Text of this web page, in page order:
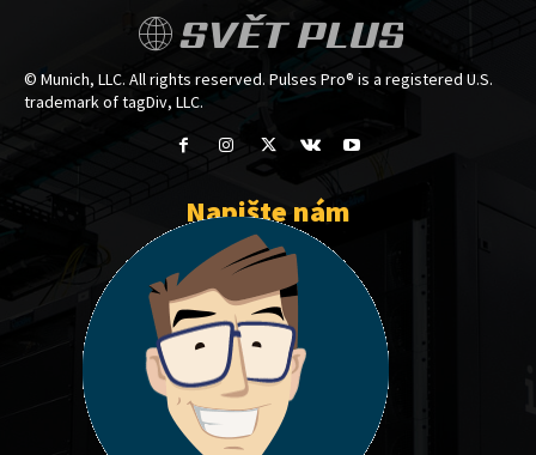
SVĚT PLUS
© Munich, LLC. All rights reserved. Pulses Pro® is a registered U.S.
trademark of tagDiv, LLC.
Napište nám